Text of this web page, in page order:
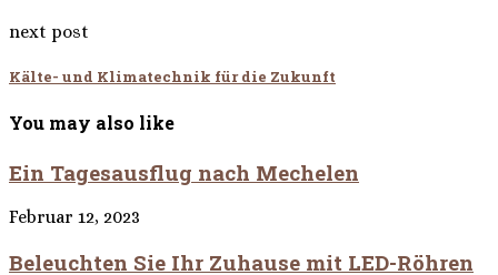
next post
Kälte- und Klimatechnik für die Zukunft
You may also like
Ein Tagesausflug nach Mechelen
Februar 12, 2023
Beleuchten Sie Ihr Zuhause mit LED-Röhren